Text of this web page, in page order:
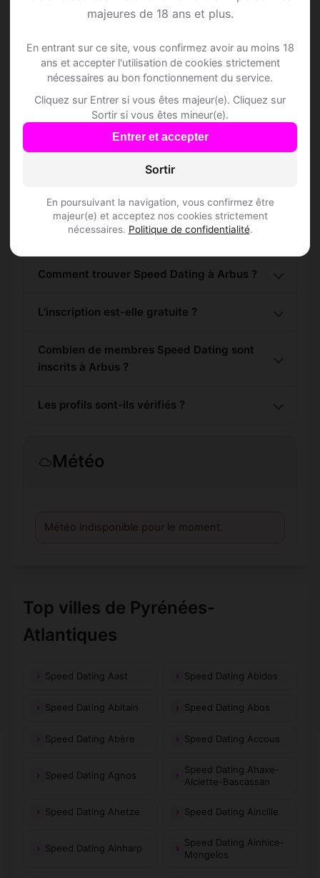
majeures de 18 ans et plus.
En entrant sur ce site, vous confirmez avoir au moins 18
ans et accepter l'utilisation de cookies strictement
nécessaires au bon fonctionnement du service.
Cliquez sur Entrer si vous êtes majeur(e). Cliquez sur
Sortir si vous êtes mineur(e).
Entrer et accepter
Sortir
En poursuivant la navigation, vous confirmez être
majeur(e) et acceptez nos cookies strictement
nécessaires. Politique de confidentialité.
Speed Dating à Arbus
Rejoins les membres de Arbus et des
alentours !
S'inscrire gratuitement
Questions fréquentes
Comment trouver Speed Dating à Arbus ?
L'inscription est-elle gratuite ?
Combien de membres Speed Dating sont
inscrits à Arbus ?
Les profils sont-ils vérifiés ?
Météo
Météo indisponible pour le moment.
Top villes de Pyrénées-
Atlantiques
Speed Dating Aast Speed Dating Abidos
Speed Dating Abitain Speed Dating Abos
Speed Dating Abère Speed Dating Accous
Speed Dating Agnos
Speed Dating Ahaxe-
Alciette-Bascassan
Speed Dating Ahetze Speed Dating Aincille
Speed Dating Ainharp
Speed Dating Ainhice-
Mongelos